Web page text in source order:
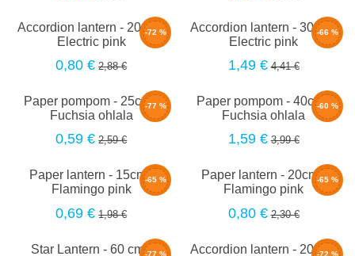
-72 %
Accordion lantern - 20cm -
Electric pink
0,80 € 2,88 €
-66 %
Accordion lantern - 30cm -
Electric pink
1,49 € 4,41 €
-77 %
Paper pompom - 25cm -
Fuchsia ohlala
0,59 € 2,59 €
-60 %
Paper pompom - 40cm -
Fuchsia ohlala
1,59 € 3,99 €
-65 %
Paper lantern - 15cm -
Flamingo pink
0,69 € 1,98 €
-65 %
Paper lantern - 20cm -
Flamingo pink
0,80 € 2,30 €
-77 %
Star Lantern - 60 cm -
-72 %
Accordion lantern - 20cm -